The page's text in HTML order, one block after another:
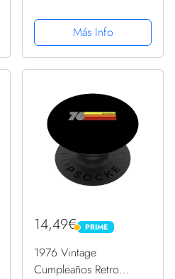
PopGrip Intercambiable
Más Info
14,49€ PRIME
PRIME
1976 Vintage
Cumpleaños Retro